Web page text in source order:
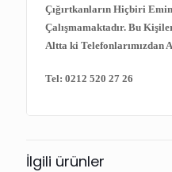
Çığırtkanların Hiçbiri
Çalışmamaktadır. Bu
Altta ki
Tel: 0212 520 27 26
İlgili ürünler